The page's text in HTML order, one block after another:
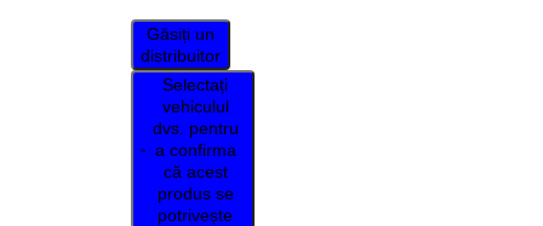
Găsiți un
distribuitor
Selectați
vehiculul
dvs. pentru
a confirma
că acest
produs se
potrivește